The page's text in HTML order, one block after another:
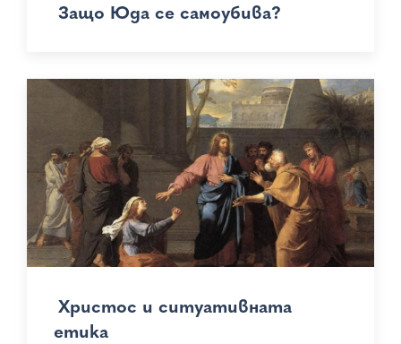
Защо Юда се самоубива?
Христос и ситуативната
етика